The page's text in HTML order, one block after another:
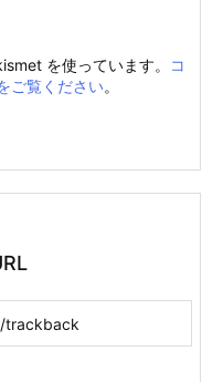
を使っています。
コ
ご覧ください。